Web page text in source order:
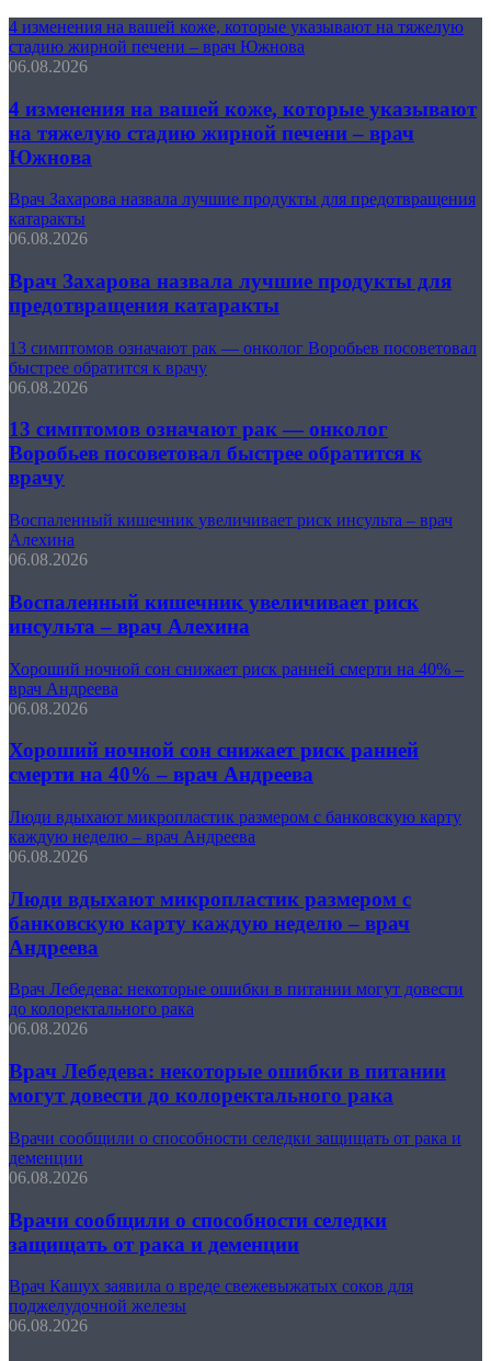
4 изменения на вашей коже, которые указывают на тяжелую
стадию жирной печени – врач Южнова
06.08.2026
4 изменения на вашей коже, которые указывают
на тяжелую стадию жирной печени – врач
Южнова
Врач Захарова назвала лучшие продукты для предотвращения
катаракты
06.08.2026
Врач Захарова назвала лучшие продукты для
предотвращения катаракты
13 симптомов означают рак — онколог Воробьев посоветовал
быстрее обратится к врачу
06.08.2026
13 симптомов означают рак — онколог
Воробьев посоветовал быстрее обратится к
врачу
Воспаленный кишечник увеличивает риск инсульта – врач
Алехина
06.08.2026
Воспаленный кишечник увеличивает риск
инсульта – врач Алехина
Хороший ночной сон снижает риск ранней смерти на 40% –
врач Андреева
06.08.2026
Хороший ночной сон снижает риск ранней
смерти на 40% – врач Андреева
Люди вдыхают микропластик размером с банковскую карту
каждую неделю – врач Андреева
06.08.2026
Люди вдыхают микропластик размером с
банковскую карту каждую неделю – врач
Андреева
Врач Лебедева: некоторые ошибки в питании могут довести
до колоректального рака
06.08.2026
Врач Лебедева: некоторые ошибки в питании
могут довести до колоректального рака
Врачи сообщили о способности селедки защищать от рака и
деменции
06.08.2026
Врачи сообщили о способности селедки
защищать от рака и деменции
Врач Кашух заявила о вреде свежевыжатых соков для
поджелудочной железы
06.08.2026